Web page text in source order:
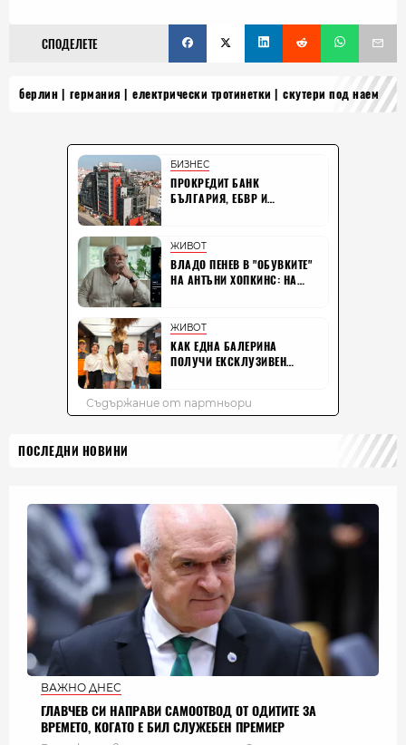
СПОДЕЛЕТЕ
берлин германия електрически тротинетки скутери под наем
ПОСЛЕДНИ НОВИНИ
ВАЖНО ДНЕС
ГЛАВЧЕВ СИ НАПРАВИ САМООТВОД ОТ ОДИТИТЕ ЗА
ВРЕМЕТО, КОГАТО Е БИЛ СЛУЖЕБЕН ПРЕМИЕР